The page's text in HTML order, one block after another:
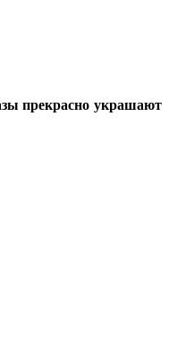
прекрасно украшают